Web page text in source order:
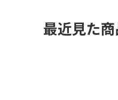
最近見た商